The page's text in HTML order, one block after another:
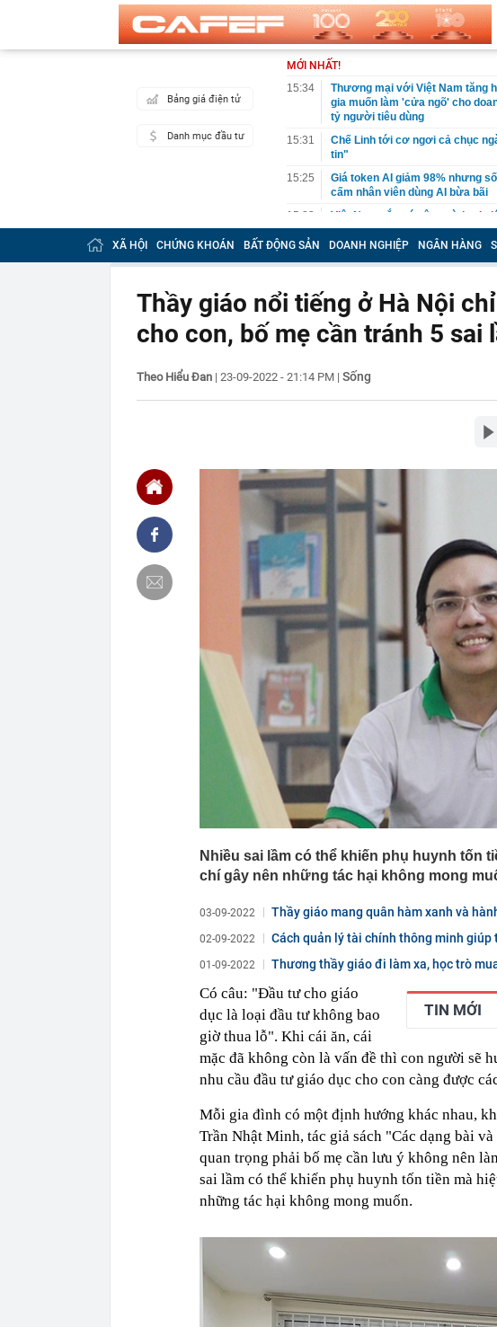
Bảng giá điện tử
Danh mục đầu tư
MỚI NHẤT!
15:34
Thương mại với Việt Nam tăng
gia muốn làm 'cửa ngõ' cho
tỷ người tiêu dùng
15:31
Chế Linh tới cơ ngơi cả chục
tin"
15:25
Giá token AI giảm 98% nhưng
cấm nhân viên dùng AI bừa bãi
15:23
Việt Nam sắp có công trình trị
đầu tư: Xây dựng thần tốc
Bộ GD&ĐT công bố thời gian
Anh: Khói đen cuồn cuộn bao
15:18
Bắt môi giới Hà Thị Thu Hiền
15:15
Hanoi Metro lập kỷ lục về lượng
nào?
15:11
Đấu giá đôi hoa tai đính kim
Vì sao khách Tây đến Việt
14:58
CEO MB: Lãi suất khó tăng
lớn trong nửa cuối năm
14:56
Doãn Hải My đeo túi hàng hiệu,
visual "cam thường" có còn
14:46
Một “đại gia” Việt bán điều
14:46
20 trường đại học dự kiến lịch
ngày 9/8
Bảo hiểm Quân đội (MIC) chốt
14:45
Thông báo mới nhất về lịch
14:45
Nga tấn công cơ sở năng
14:45
Thời gian nghỉ và chế độ thai
XÃ HỘI CHỨNG KHOÁN BẤT ĐỘNG SẢN DOANH NGHIỆP NGÂN HÀNG
Thầy giáo nổi tiếng ở Hà Nội
cho con, bố mẹ cần tránh 5 sai
Theo Hiểu Đan | 23-09-2022 - 21:14 PM | Sống
Nhiều sai lầm có thể khiến phụ huynh tốn
chí gây nên những tác hại không mong
03-09-2022 Thầy giáo mang quân hàm xanh và
02-09-2022 Cách quản lý tài chính thông minh
01-09-2022 Thương thầy giáo đi làm xa, học trò
TIN MỚI
Có câu: "Đầu tư cho giáo
dục là loại đầu tư không bao
giờ thua lỗ". Khi cái ăn, cái
mặc đã không còn là vấn đề thì con người sẽ
nhu cầu đầu tư giáo dục cho con càng được
Mỗi gia đình có một định hướng khác nhau,
Trần Nhật Minh, tác giả sách "Các dạng bài
quan trọng phải bố mẹ cần lưu ý không nên
sai lầm có thể khiến phụ huynh tốn tiền mà
những tác hại không mong muốn.